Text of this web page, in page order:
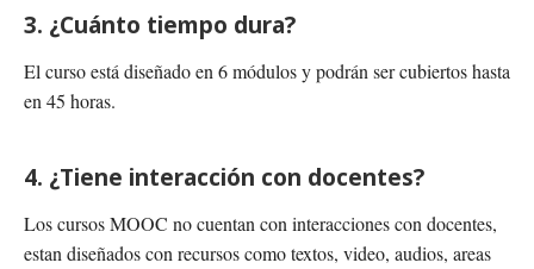
3. ¿Cuánto tiempo dura?
El curso está diseñado en 6 módulos y podrán ser cubiertos hasta
en 45 horas.
4. ¿Tiene interacción con docentes?
Los cursos MOOC no cuentan con interacciones con docentes,
estan diseñados con recursos como textos, video, audios, areas